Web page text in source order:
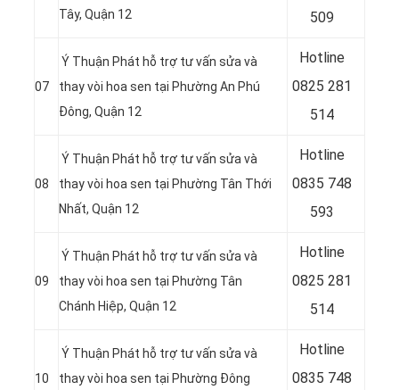
Tây, Quận 12
509
07
Ý Thuận Phát hỗ trợ tư vấn sửa và
thay vòi hoa sen tại Phường An Phú
Đông, Quận 12
Hotline
0825 281
514
08
Ý Thuận Phát hỗ trợ tư vấn sửa và
thay vòi hoa sen tại Phường Tân Thới
Nhất, Quận 12
Hotline
0835 748
593
09
Ý Thuận Phát hỗ trợ tư vấn sửa và
thay vòi hoa sen tại Phường Tân
Chánh Hiệp, Quận 12
Hotline
0825 281
514
10
Ý Thuận Phát hỗ trợ tư vấn sửa và
thay vòi hoa sen tại Phường Đông
Hotline
0835 748